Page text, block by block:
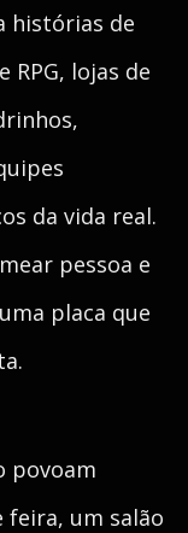
histórias de
RPG, lojas de
da vida real.
pessoa e
placa que
povoam
feira, um salão